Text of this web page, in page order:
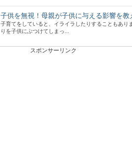
子供を無視！母親が子供に与える影響を教
子育てをしていると、イライラしたりすることもあり
りを子供にぶつけてしまっ...
スポンサーリンク